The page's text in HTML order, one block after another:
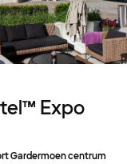
Expo
Gardermoen centrum